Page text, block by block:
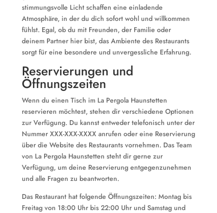
stimmungsvolle Licht schaffen eine einladende
Atmosphäre, in der du dich sofort wohl und willkommen
fühlst. Egal, ob du mit Freunden, der Familie oder
deinem Partner hier bist, das Ambiente des Restaurants
sorgt für eine besondere und unvergessliche Erfahrung.
Reservierungen und
Öffnungszeiten
Wenn du einen Tisch im La Pergola Haunstetten
reservieren möchtest, stehen dir verschiedene Optionen
zur Verfügung. Du kannst entweder telefonisch unter der
Nummer XXX-XXX-XXXX anrufen oder eine Reservierung
über die Website des Restaurants vornehmen. Das Team
von La Pergola Haunstetten steht dir gerne zur
Verfügung, um deine Reservierung entgegenzunehmen
und alle Fragen zu beantworten.
Das Restaurant hat folgende Öffnungszeiten: Montag bis
Freitag von 18:00 Uhr bis 22:00 Uhr und Samstag und